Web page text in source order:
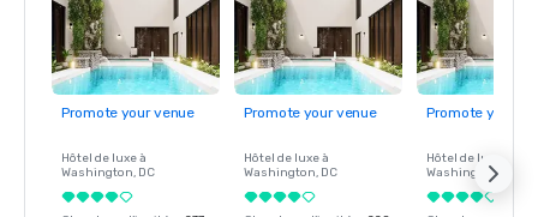
Promote your venue
Hôtel de luxe à
Washington, DC
Promote your venue
Hôtel de luxe à
Washington, DC
Promote your
Hôtel de luxe à
Washington